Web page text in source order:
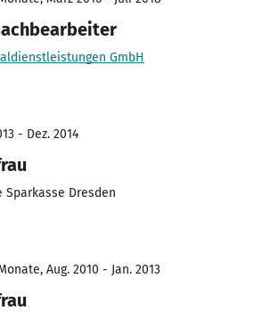
GmbH
- Dez. 2014
Sparkasse Dresden
Aug. 2010 - Jan. 2013